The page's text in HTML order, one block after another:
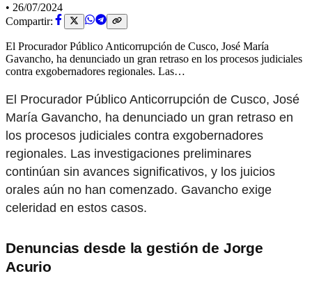
• 26/07/2024
Compartir:
El Procurador Público Anticorrupción de Cusco, José María
Gavancho, ha denunciado un gran retraso en los procesos judiciales
contra exgobernadores regionales. Las…
El Procurador Público Anticorrupción de Cusco, José
María Gavancho, ha denunciado un gran retraso en
los procesos judiciales contra exgobernadores
regionales. Las investigaciones preliminares
continúan sin avances significativos, y los juicios
orales aún no han comenzado. Gavancho exige
celeridad en estos casos.
Denuncias desde la gestión de Jorge
Acurio